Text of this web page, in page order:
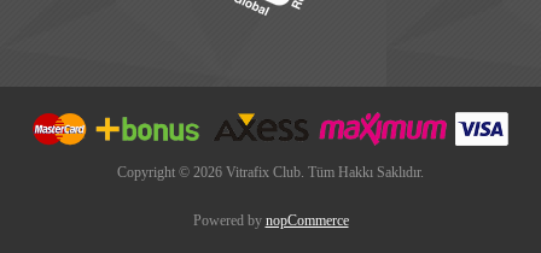
Copyright © 2026 Vitrafix Club. Tüm Hakkı Saklıdır.
Powered by nopCommerce